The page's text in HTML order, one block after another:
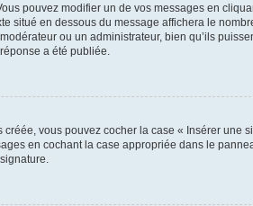
pouvez modifier un de vos messages en
situé en dessous du message affichera le
ou un administrateur, bien qu’ils
a été publiée.
vous pouvez cocher la case « Insérer une
en cochant la case appropriée dans le